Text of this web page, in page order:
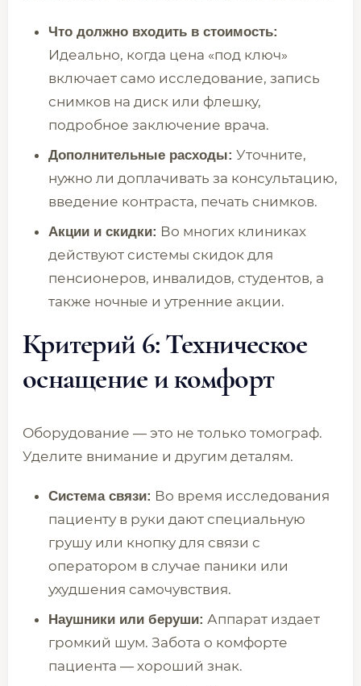
Что должно входить в стоимость:
Идеально, когда цена «под ключ»
включает само исследование, запись
снимков на диск или флешку,
подробное заключение врача.
Дополнительные расходы: Уточните,
нужно ли доплачивать за консультацию,
введение контраста, печать снимков.
Акции и скидки: Во многих клиниках
действуют системы скидок для
пенсионеров, инвалидов, студентов, а
также ночные и утренние акции.
Критерий 6: Техническое
оснащение и комфорт
Оборудование — это не только томограф.
Уделите внимание и другим деталям.
Система связи: Во время исследования
пациенту в руки дают специальную
грушу или кнопку для связи с
оператором в случае паники или
ухудшения самочувствия.
Наушники или беруши: Аппарат издает
громкий шум. Забота о комфорте
пациента — хороший знак.